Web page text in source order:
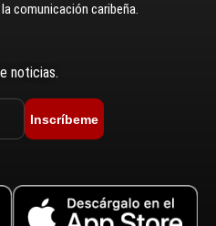
comunicación caribeña.
noticias.
Inscríbeme